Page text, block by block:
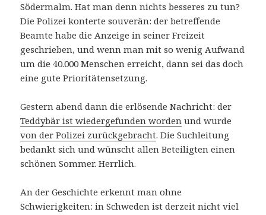
Södermalm. Hat man denn nichts besseres zu tun?
Die Polizei konterte souverän: der betreffende
Beamte habe die Anzeige in seiner Freizeit
geschrieben, und wenn man mit so wenig Aufwand
um die 40.000 Menschen erreicht, dann sei das doch
eine gute Prioritätensetzung.
Gestern abend dann die erlösende Nachricht: der
Teddybär ist wiedergefunden worden und wurde
von der Polizei zurückgebracht. Die Suchleitung
bedankt sich und wünscht allen Beteiligten einen
schönen Sommer. Herrlich.
An der Geschichte erkennt man ohne
Schwierigkeiten: in Schweden ist derzeit nicht viel